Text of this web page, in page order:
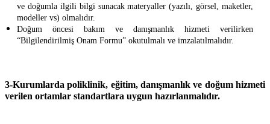
ve doğumla ilgili bilgi sunacak materyaller (yazılı, görsel, maketler,
modeller vs) olmalıdır.
Doğum öncesi bakım ve danışmanlık hizmeti verilirken
“Bilgilendirilmiş Onam Formu” okutulmalı ve imzalatılmalıdır.
3-Kurumlarda poliklinik, eğitim, danışmanlık ve doğum hizmeti
verilen ortamlar standartlara uygun hazırlanmalıdır.